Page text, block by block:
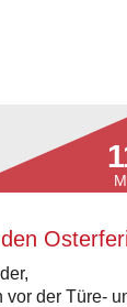
der Türe-